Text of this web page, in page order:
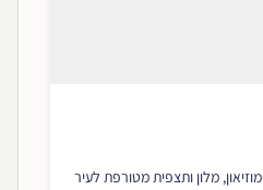
מלון ותצפית מטורפת לעיר